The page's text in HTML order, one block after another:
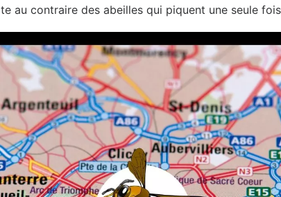
au contraire des abeilles qui piquent une seule